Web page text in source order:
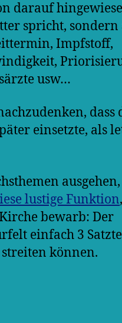
darauf
spricht,
Impfstoff,
usw…
dass
einsetzte, als
ausgehen,
lustige Funktion
bewarb: Der
einfach 3
können.